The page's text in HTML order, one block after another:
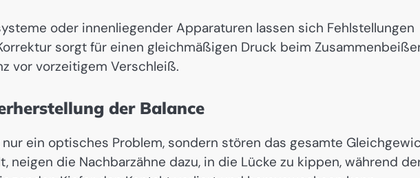
oder innenliegender Apparaturen lassen sich Fehlstellungen
sorgt für einen gleichmäßigen Druck beim
vor vorzeitigem Verschleiß.
der Balance
ein optisches Problem, sondern stören das gesamte
neigen die Nachbarzähne dazu, in die Lücke zu kippen, während